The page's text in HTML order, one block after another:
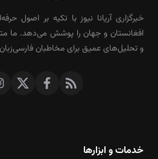
خبرگزاری آریانا نیوز با تکیه بر اصول
افغانستان و جهان را پوشش می‌دهد. ما
و تحلیل‌های عمیق برای مخاطبان
خدمات و ابزارها